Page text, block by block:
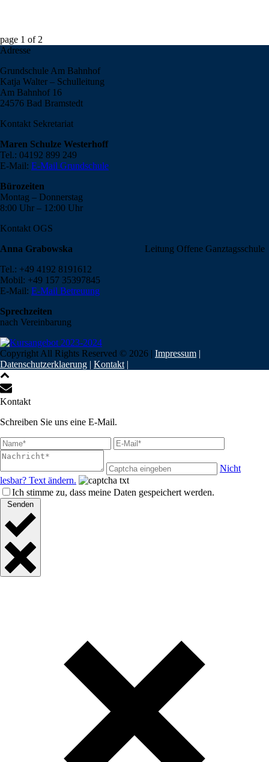
page 1 of 2
Adresse
Grundschule Am Bahnhof
Katja Walter – Schulleitung
Am Bahnhof 16
24576 Bad Bramstedt
Kontakt Sekretariat
Maren Schulze Westerhoff
Tel.: 04192 899 249
E-Mail: E-Mail Grundschule
Bürozeiten
Montag – Donnerstag
8:00 Uhr – 12:00 Uhr
Kontakt OGS
Anna Grabowska Leitung Offene Ganztagsschule
Tel.: +49 4192 8191612
Mobil: +49 157 35397845
E-Mail: E-Mail Betreuung
Sprechzeiten
nach Vereinbarung
Copyright All Rights Reserved © 2026 | Impressum |
Datenschutzerklaerung | Kontakt |
Kontakt
Schreiben Sie uns eine E-Mail.
Nicht
lesbar? Text ändern.
Ich stimme zu, dass meine Daten gespeichert werden.
Senden